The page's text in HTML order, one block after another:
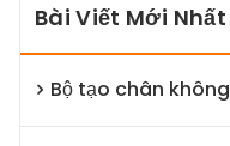
Bài Viết Mới Nhất
Bộ tạo chân không